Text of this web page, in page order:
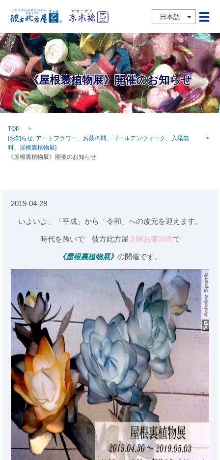
日本語 メ
《屋根裏植物展》開催のお知らせ
TOP
[お知らせ アートフラワー お茶の間 ゴールデンウィーク
入場無
料
屋根裏植物展]
《屋根裏植物展》開催のお知らせ
2019-04-28
いよいよ、「平成」から「令和」への改元を迎えます。
時代を跨いで 彼方此方屋 ３階お茶の間で
《屋根裏植物展》 の開催です。